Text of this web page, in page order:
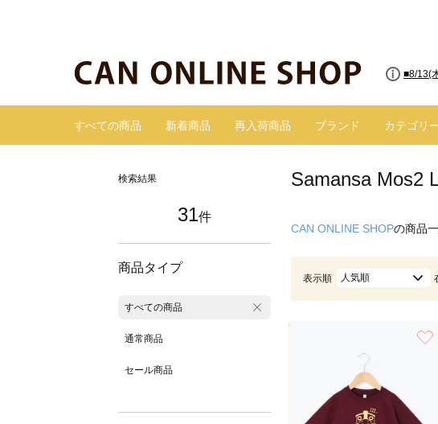
■8/13(
■【お
すべての商品 新着商品 再入荷商品 ブランド カテゴリ
検索結果
31件
商品タイプ
すべての商品
通常商品
セール商品
Samansa Mos2
CAN ONLINE SHOPの商品
表示順 人気順